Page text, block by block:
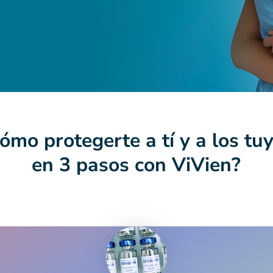
protegerte a tí y a los
en 3 pasos con ViVien?